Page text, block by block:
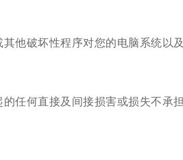
他破坏性程序对您的电脑系统以
任何直接及间接损害或损失不承担